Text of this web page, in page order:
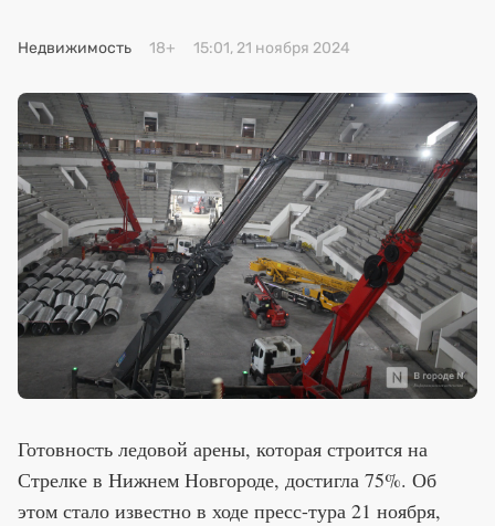
Недвижимость 18+ 15:01, 21 ноября 2024
Готовность ледовой арены, которая строится на
Стрелке в Нижнем Новгороде, достигла 75%. Об
этом стало известно в ходе пресс-тура 21 ноября,